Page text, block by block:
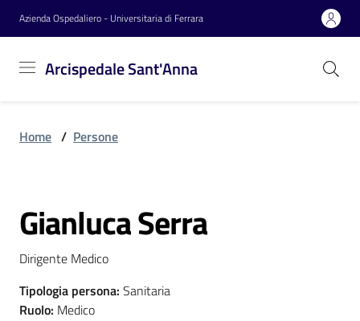
Vai al contenuto
Vai alla navigazione
Vai al footer
Azienda Ospedaliero - Universitaria di Ferrara
Arcispedale Sant'Anna
Sant'Anna
Azienda
Servizi
Home / Persone
Salta al contenuto
Gianluca Serra
Dirigente Medico
Tipologia persona: Sanitaria
Ruolo: Medico